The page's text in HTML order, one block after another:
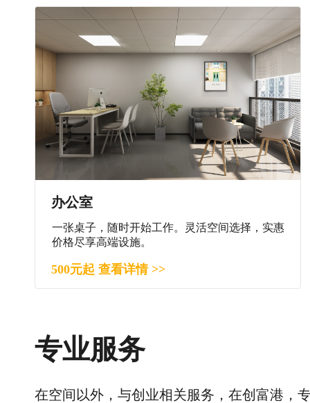
办公室
一张桌子，随时开始工作。灵活空间选择，实惠
价格尽享高端设施。
500元起 查看详情 >>
专业服务
在空间以外，与创业相关服务，在创富港，